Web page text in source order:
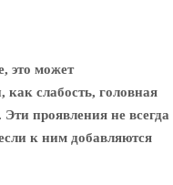
это может
слабость, головная
проявления не всегда
к ним добавляются